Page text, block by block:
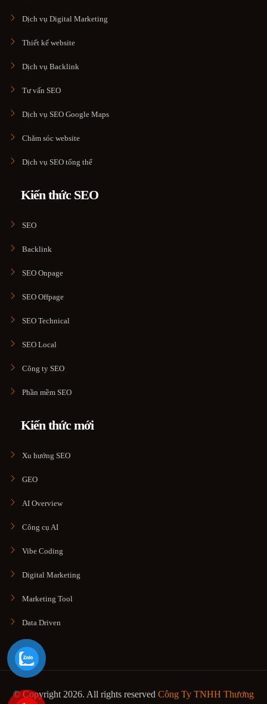
Dịch vụ Digital Marketing
Thiết kế website
Dịch vụ Backlink
Tư vấn SEO
Dịch vụ SEO Google Maps
Chăm sóc website
Dịch vụ SEO tổng thể
Kiến thức SEO
SEO
Backlink
SEO Onpage
SEO Offpage
SEO Technical
SEO Local
Công ty SEO
Phần mềm SEO
Kiến thức mới
Xu hướng SEO
GEO
AI Overview
Công cụ AI
Vibe Coding
Digital Marketing
Marketing Tool
Data Driven
© Copyright 2026. All rights reserved Công Ty TNHH Thương